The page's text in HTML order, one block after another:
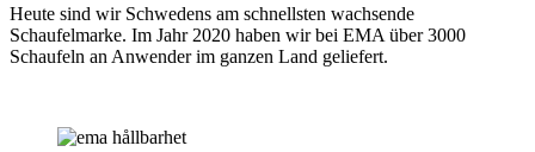
Heute sind wir Schwedens am schnellsten wachsende
Schaufelmarke. Im Jahr 2020 haben wir bei EMA über 3000
Schaufeln an Anwender im ganzen Land geliefert.